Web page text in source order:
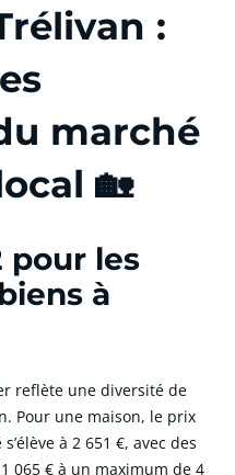
:
marché
🏡
pour les
à
reflète une diversité de
Pour une maison, le prix
à 2 651 €, avec des
065 € à un maximum de 4